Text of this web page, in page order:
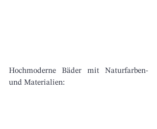
Hochmoderne Bäder mit Naturfarben-
und Materialien: